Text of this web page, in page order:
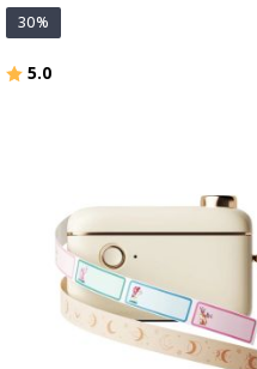
30%
Hodnotenie:
5.0z 5 hviezdičiek